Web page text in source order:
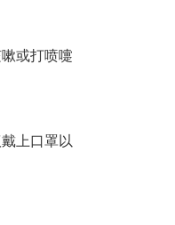
或打喷嚏
上口罩以